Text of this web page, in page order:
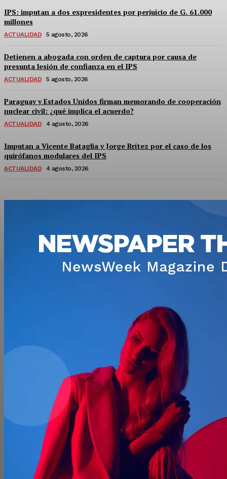
IPS: imputan a dos expresidentes por perjuicio de G. 61.000
millones
ACTUALIDAD 5 agosto, 2026
Detienen a abogada con orden de captura por causa de
presunta lesión de confianza en el IPS
ACTUALIDAD 5 agosto, 2026
Paraguay y Estados Unidos firman memorando de cooperación
nuclear civil: ¿qué implica el acuerdo?
ACTUALIDAD 4 agosto, 2026
Imputan a Vicente Bataglia y Jorge Brítez por el caso de los
quirófanos modulares del IPS
ACTUALIDAD 4 agosto, 2026